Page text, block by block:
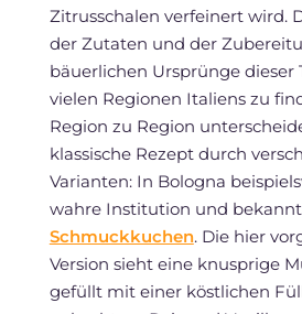
Zitrusschalen verfeinert wird.
der Zutaten und der
bäuerlichen Ursprünge dieser
vielen Regionen Italiens zu
Region zu Region
klassische Rezept durch
Varianten: In Bologna
wahre Institution und
Schmuckkuchen. Die hier
Version sieht eine knusprige
gefüllt mit einer köstlichen